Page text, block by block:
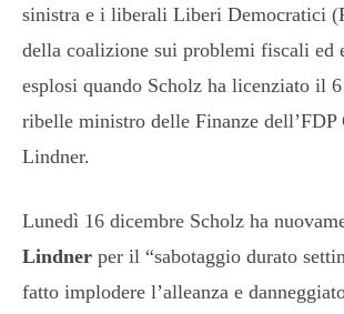
sinistra e i liberali Liberi Democratici
della coalizione sui problemi fiscali ed
esplosi quando Scholz ha licenziato il
ribelle ministro delle Finanze dell’FDP
Lindner.
Lunedì 16 dicembre Scholz ha
Lindner per il “sabotaggio durato
fatto implodere l’alleanza e